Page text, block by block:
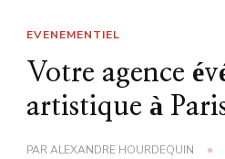
EVENEMENTIEL
Votre agence
artistique à
PARALEXANDRE HOURDEQUIN